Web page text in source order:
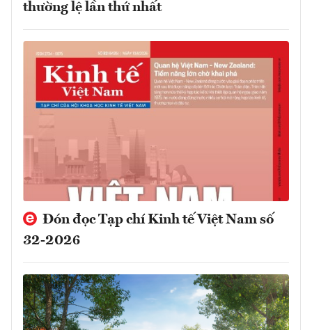
thường lệ lần thứ nhất
Đón đọc Tạp chí Kinh tế Việt Nam số
32-2026